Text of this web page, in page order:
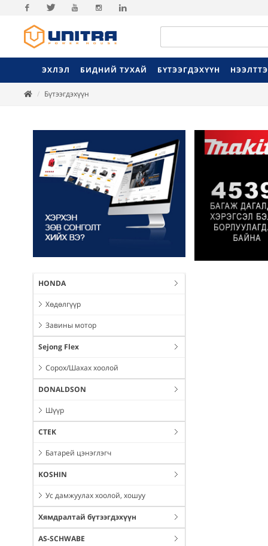
Facebook
ЭХЛЭЛ БИДНИЙ ТУХАЙ БҮТЭЭГДЭХҮҮН
Бүтээгдэхүүн
HONDA
Хөдөлгүүр
Завины мотор
Sejong Flex
Сорох/Шахах хоолой
DONALDSON
Шүүр
CTEK
Батарей цэнэглэгч
KOSHIN
Ус дамжуулах хоолой, хошуу
Хямдралтай бүтээгдэхүүн
AS-SCHWABE